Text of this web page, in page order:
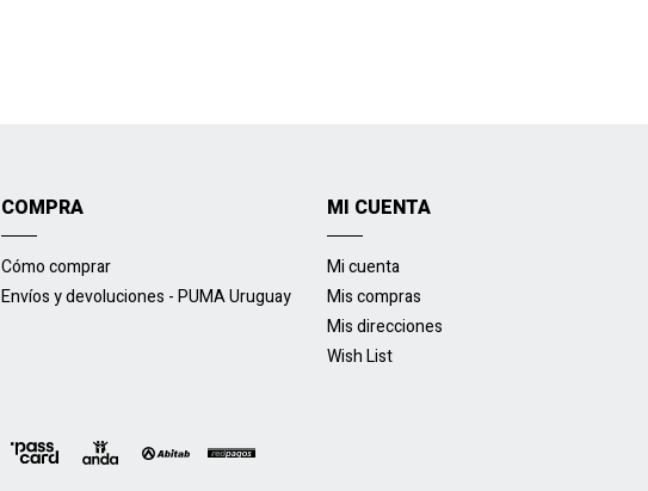
COMPRA
Cómo comprar
Envíos y devoluciones - PUMA Uruguay
MI CUENTA
Mi cuenta
Mis compras
Mis direcciones
Wish List